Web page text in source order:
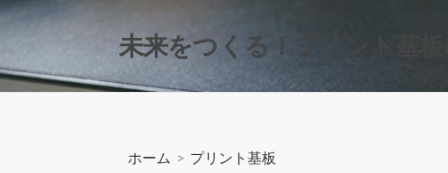
コ
ン
ン
未来をつくる！プリント基
ホーム > プリント基板